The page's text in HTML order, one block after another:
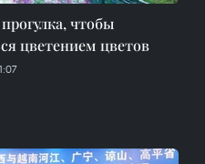
чтобы
цветением цветов